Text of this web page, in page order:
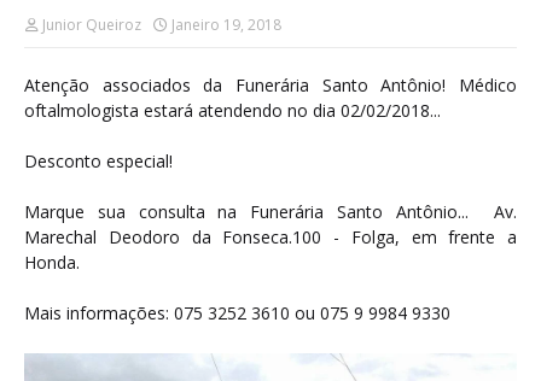
Junior Queiroz Janeiro 19, 2018
Atenção associados da Funerária Santo Antônio! Médico
oftalmologista estará atendendo no dia 02/02/2018...
Desconto especial!
Marque sua consulta na Funerária Santo Antônio... Av.
Marechal Deodoro da Fonseca.100 - Folga, em frente a
Honda.
Mais informações: 075 3252 3610 ou 075 9 9984 9330